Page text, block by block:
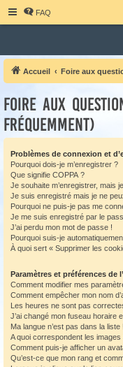
FAQ
Accueil Foire aux
Foire aux
fréquemment)
Problèmes de connexion et
Pourquoi dois-je m’enregistrer ?
Que signifie COPPA ?
Je souhaite m’enregistrer, mais
Je suis enregistré mais je ne
Pourquoi ne puis-je pas me
Je me suis enregistré par le
J’ai perdu mon mot de passe !
Pourquoi suis-je
À quoi sert « Supprimer les
Paramètres et préférences de
Comment modifier mes
Comment empêcher mon nom
Les heures ne sont pas
J’ai changé mon fuseau horaire
Ma langue n’est pas dans la liste !
A quoi correspondent les
Comment puis-je afficher un
Qu’est-ce que mon rang et